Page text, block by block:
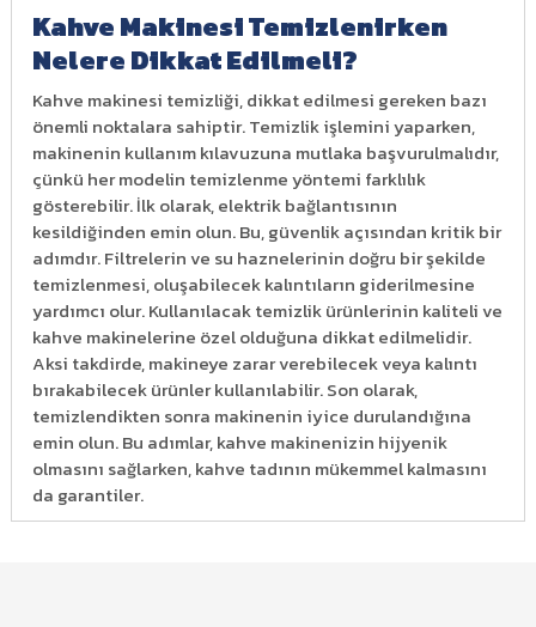
Kahve Makinesi Temizlenirken
Nelere Dikkat Edilmeli?
Kahve makinesi temizliği, dikkat edilmesi gereken bazı
önemli noktalara sahiptir. Temizlik işlemini yaparken,
makinenin kullanım kılavuzuna mutlaka başvurulmalıdır,
çünkü her modelin temizlenme yöntemi farklılık
gösterebilir. İlk olarak, elektrik bağlantısının
kesildiğinden emin olun. Bu, güvenlik açısından kritik bir
adımdır. Filtrelerin ve su haznelerinin doğru bir şekilde
temizlenmesi, oluşabilecek kalıntıların giderilmesine
yardımcı olur. Kullanılacak temizlik ürünlerinin kaliteli ve
kahve makinelerine özel olduğuna dikkat edilmelidir.
Aksi takdirde, makineye zarar verebilecek veya kalıntı
bırakabilecek ürünler kullanılabilir. Son olarak,
temizlendikten sonra makinenin iyice durulandığına
emin olun. Bu adımlar, kahve makinenizin hijyenik
olmasını sağlarken, kahve tadının mükemmel kalmasını
da garantiler.